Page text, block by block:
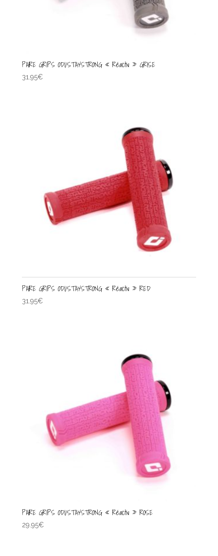
PAIRE GRIPS ODI/STAYSTRONG « Réactiv » GRISE
31.95€
PAIRE GRIPS ODI/STAYSTRONG « Réactiv » RED
31.95€
PAIRE GRIPS ODI/STAYSTRONG « Réactiv » ROSE
29.95€